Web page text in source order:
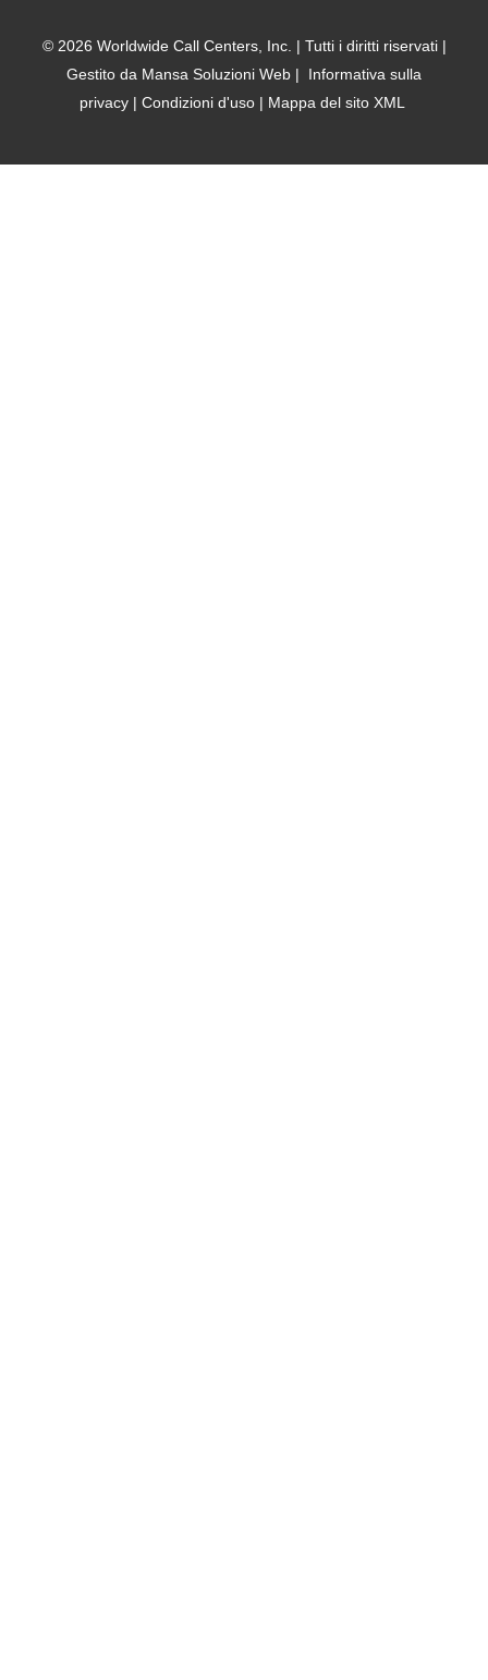
o
o
k
e
r
d
i
n
-
i
n
c
© 2026 Worldwide Call Centers, Inc. | Tutti i diritti riservati |
Gestito da Mansa Soluzioni Web |
Informativa sulla
privacy| Condizioni d'uso| Mappa del sito XML